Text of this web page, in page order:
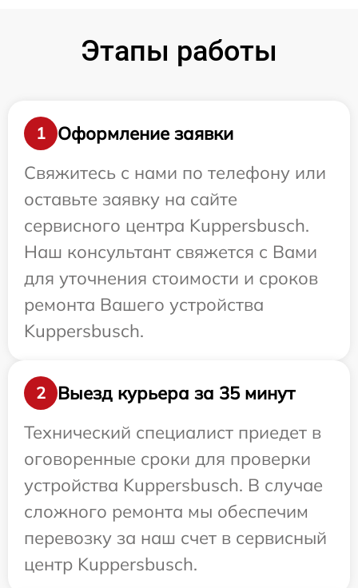
Этапы работы
1
Оформление заявки
Свяжитесь с нами по телефону или
оставьте заявку на сайте
сервисного центра Kuppersbusch.
Наш консультант свяжется с Вами
для уточнения стоимости и сроков
ремонта Вашего устройства
Kuppersbusch.
2
Выезд курьера за 35 минут
Технический специалист приедет в
оговоренные сроки для проверки
устройства Kuppersbusch. В случае
сложного ремонта мы обеспечим
перевозку за наш счет в сервисный
центр Kuppersbusch.